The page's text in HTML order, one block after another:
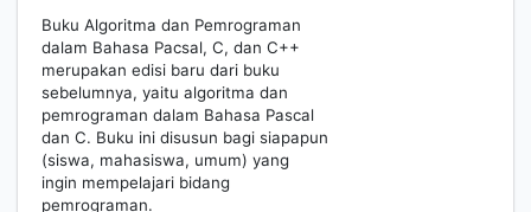
Buku Algoritma dan Pemrograman
dalam Bahasa Pacsal, C, dan C++
merupakan edisi baru dari buku
sebelumnya, yaitu algoritma dan
pemrograman dalam Bahasa Pascal
dan C. Buku ini disusun bagi siapapun
(siswa, mahasiswa, umum) yang
ingin mempelajari bidang
pemrograman.